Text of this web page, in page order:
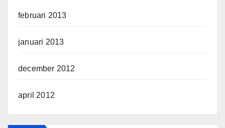
februari 2013
januari 2013
december 2012
april 2012